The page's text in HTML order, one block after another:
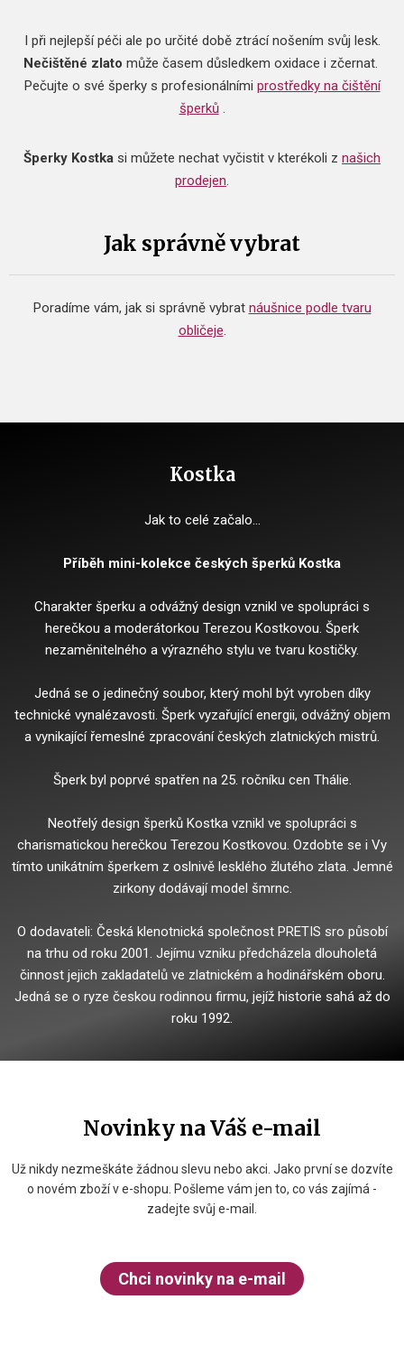
I při nejlepší péči ale po určité době ztrácí nošením svůj lesk.
Nečištěné zlato může časem důsledkem oxidace i zčernat.
Pečujte o své šperky s profesionálními prostředky na čištění
šperků.
Šperky Kostka si můžete nechat vyčistit v kterékoli z našich
prodejen.
Jak správně vybrat
Poradíme vám, jak si správně vybrat náušnice podle tvaru
obličeje.
Kostka
Jak to celé začalo…
Příběh mini-kolekce českých šperků Kostka
Charakter šperku a odvážný design vznikl ve spolupráci s
herečkou a moderátorkou Terezou Kostkovou. Šperk
nezaměnitelného a výrazného stylu ve tvaru kostičky.
Jedná se o jedinečný soubor, který mohl být vyroben díky
technické vynalézavosti. Šperk vyzařující energii, odvážný objem
a vynikající řemeslné zpracování českých zlatnických mistrů.
Šperk byl poprvé spatřen na 25. ročníku cen Thálie.
Neotřelý design šperků Kostka vznikl ve spolupráci s
charismatickou herečkou Terezou Kostkovou. Ozdobte se i Vy
tímto unikátním šperkem z oslnivě lesklého žlutého zlata. Jemné
zirkony dodávají model šmrnc.
O dodavateli: Česká klenotnická společnost PRETIS sro působí
na trhu od roku 2001. Jejímu vzniku předcházela dlouholetá
činnost jejich zakladatelů ve zlatnickém a hodinářském oboru.
Jedná se o ryze českou rodinnou firmu, jejíž historie sahá až do
roku 1992.
Novinky na Váš e-mail
Už nikdy nezmeškáte žádnou slevu nebo akci. Jako první se dozvíte
o novém zboží v e-shopu. Pošleme vám jen to, co vás zajímá -
zadejte svůj e-mail.
Chci novinky na e-mail